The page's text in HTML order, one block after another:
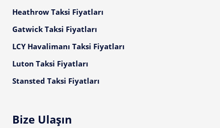
Heathrow Taksi Fiyatları
Gatwick Taksi Fiyatları
LCY Havalimanı Taksi Fiyatları
Luton Taksi Fiyatları
Stansted Taksi Fiyatları
Bize Ulaşın